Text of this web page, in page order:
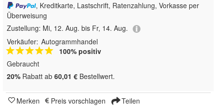
, Kreditkarte, Lastschrift, Ratenzahlung, Vorkasse per
Überweisung
Zustellung: Mi, 12. Aug. bis Fr, 14. Aug.
Verkäufer: Autogrammhandel
100% positiv
Gebraucht
20% Rabatt ab 60,01 € Bestellwert.
Merken Preis vorschlagen Teilen